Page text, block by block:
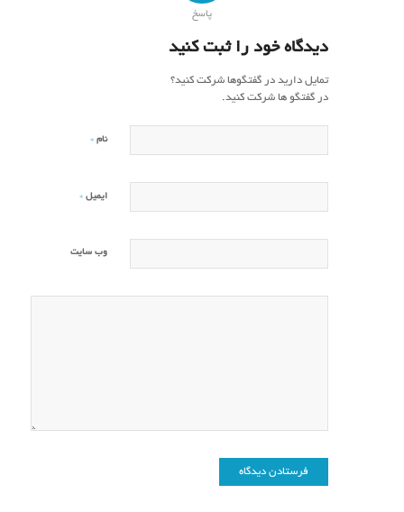
پاسخ
دیدگاه خود را ثبت کنید
تمایل دارید در گفتگوها شرکت کنید؟
در گفتگو ها شرکت کنید.
نام *
ایمیل *
وب‌ سایت